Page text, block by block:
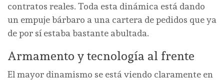
contratos reales. Toda esta dinámica está dando
un empuje bárbaro a una cartera de pedidos que ya
de por sí estaba bastante abultada.
Armamento y tecnología al frente
El mayor dinamismo se está viendo claramente en